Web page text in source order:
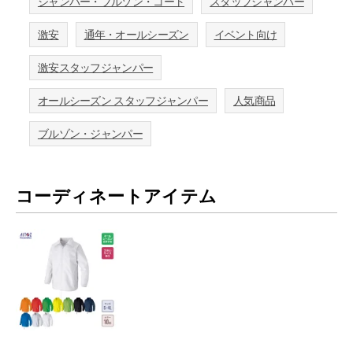
激安 通年・オールシーズン イベント向け
激安スタッフジャンパー
オールシーズン スタッフジャンパー 人気商品
ブルゾン・ジャンパー
コーディネートアイテム